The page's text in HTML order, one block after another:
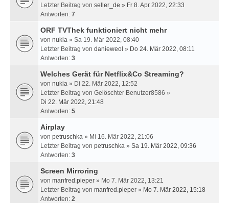
Letzter Beitrag von seller_de » Fr 8. Apr 2022, 22:33
Antworten: 7
ORF TVThek funktioniert nicht mehr
von nukia » Sa 19. Mär 2022, 08:40
Letzter Beitrag von danieweol » Do 24. Mär 2022, 08:11
Antworten: 3
Welches Gerät für Netflix&Co Streaming?
von nukia » Di 22. Mär 2022, 12:52
Letzter Beitrag von Gelöschter Benutzer8586 »
Di 22. Mär 2022, 21:48
Antworten: 5
Airplay
von petruschka » Mi 16. Mär 2022, 21:06
Letzter Beitrag von petruschka » Sa 19. Mär 2022, 09:36
Antworten: 3
Screen Mirroring
von manfred.pieper » Mo 7. Mär 2022, 13:21
Letzter Beitrag von manfred.pieper » Mo 7. Mär 2022, 15:18
Antworten: 2